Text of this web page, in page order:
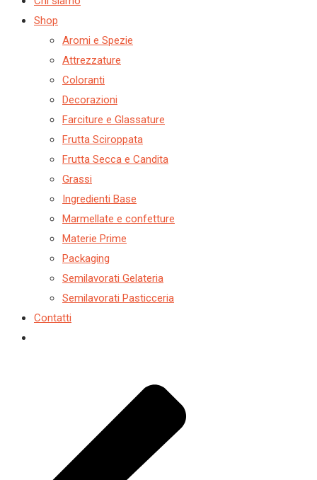
Shop
Aromi e Spezie
Attrezzature
Coloranti
Decorazioni
Farciture e Glassature
Frutta Sciroppata
Frutta Secca e Candita
Grassi
Ingredienti Base
Marmellate e confetture
Materie Prime
Packaging
Semilavorati Gelateria
Semilavorati Pasticceria
Contatti